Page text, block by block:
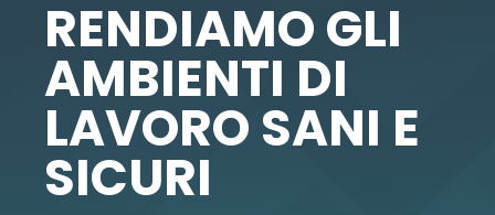
RENDIAMO GLI
AMBIENTI DI
LAVORO SANI E
SICURI